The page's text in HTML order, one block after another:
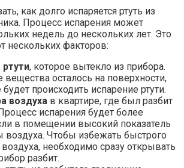
как долго испаряется ртуть из
Процесс испарения может
недель до нескольких лет. Это
нескольких факторов:
ртути, которое вытекло из прибора.
осталось на поверхности,
происходить испарение ртути.
воздуха в квартире, где был разбит
испарения будет более
в помещении высокий показатель
воздуха. Чтобы избежать быстрого
воздуха, необходимо сразу открывать
разбит.